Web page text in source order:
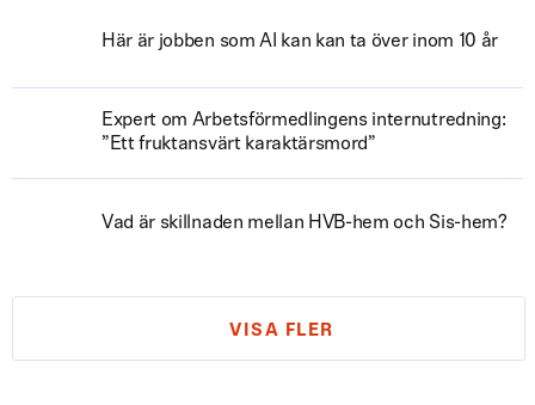
Här är jobben som AI kan kan ta över inom 10 år
Expert om Arbetsförmedlingens internutredning:
”Ett fruktansvärt karaktärsmord”
Vad är skillnaden mellan HVB-hem och Sis-hem?
VISA FLER